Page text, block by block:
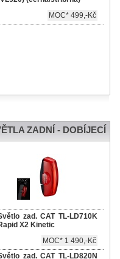
MOC* 499,-Kč
ZADNÍ - DOBÍJECÍ
zad. CAT TL-LD710K
X2 Kinetic
MOC* 1 490,-Kč
zad. CAT TL-LD820N